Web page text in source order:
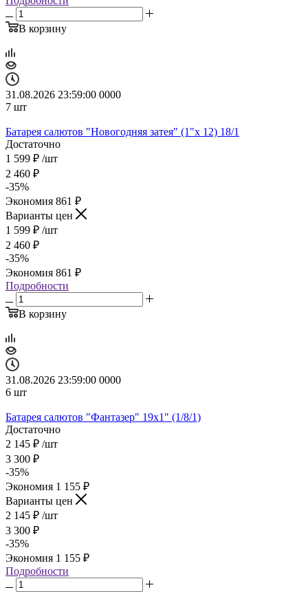
В корзину
31.08.2026 23:59:00 0000
7 шт
Батарея салютов "Новогодняя затея" (1"х 12) 18/1
Достаточно
1 599 ₽ /шт
2 460 ₽
-35%
Экономия 861 ₽
Варианты цен
1 599 ₽ /шт
2 460 ₽
-35%
Экономия 861 ₽
Подробности
В корзину
31.08.2026 23:59:00 0000
6 шт
Батарея салютов "Фантазер" 19х1" (1/8/1)
Достаточно
2 145 ₽ /шт
3 300 ₽
-35%
Экономия 1 155 ₽
Варианты цен
2 145 ₽ /шт
3 300 ₽
-35%
Экономия 1 155 ₽
Подробности